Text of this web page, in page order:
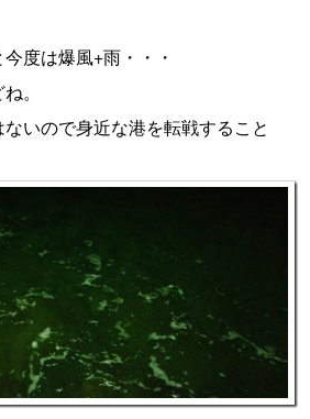
度は爆風+雨・・・
。
いので身近な港を転戦すること